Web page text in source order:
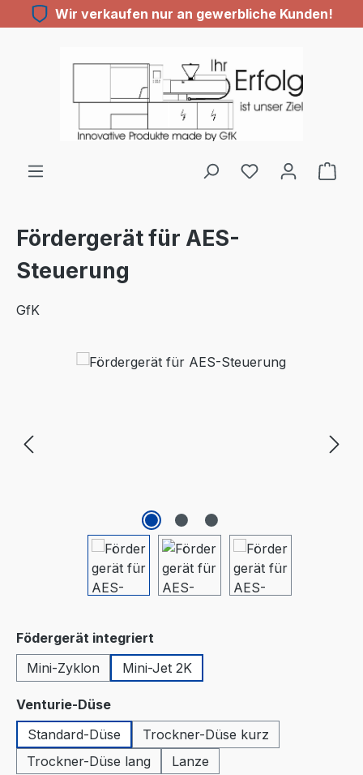
Zum Hauptinhalt springen
Wir verkaufen nur an gewerbliche Kunden!
Fördergerät für AES-
Steuerung
GfK
Bildergalerie überspringen
Födergerät integriert
Mini-Zyklon
Mini-Jet 2K
Venturie-Düseauswählen
Standard-Düse
Trockner-Düse kurz
Trockner-Düse lang
Lanze